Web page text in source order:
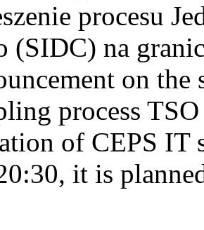
procesu
(SIDC) na
on
process
of CEPS IT
it is